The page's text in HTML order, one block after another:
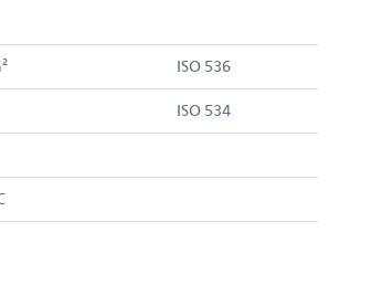
ISO 536
ISO 534